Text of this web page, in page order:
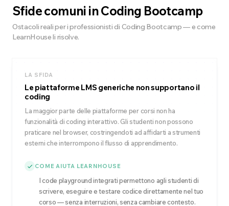
Sfide comuni in Coding Bootcamp
Ostacoli reali per i professionisti di Coding Bootcamp — e come
LearnHouse li risolve.
LA SFIDA
Le piattaforme LMS generiche non supportano il
coding
La maggior parte delle piattaforme per corsi non ha
funzionalità di coding interattivo. Gli studenti non possono
praticare nel browser, costringendoti ad affidarti a strumenti
esterni che interrompono il flusso di apprendimento.
COME AIUTA LEARNHOUSE
I code playground integrati permettono agli studenti di
scrivere, eseguire e testare codice direttamente nel tuo
corso — senza interruzioni, senza cambiare contesto.